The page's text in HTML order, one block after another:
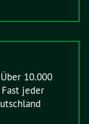
10.000
jeder